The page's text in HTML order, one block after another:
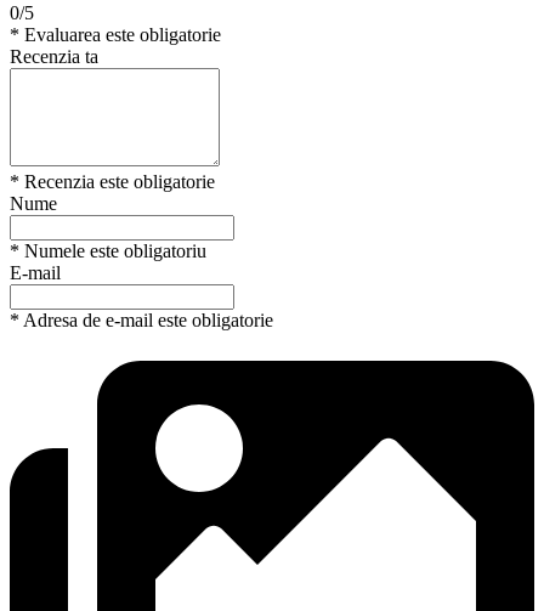
0/5
* Evaluarea este obligatorie
Recenzia ta
* Recenzia este obligatorie
Nume
* Numele este obligatoriu
E-mail
* Adresa de e-mail este obligatorie